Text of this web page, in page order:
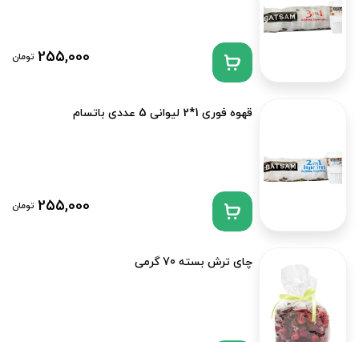
255,000 تومان
قهوه فوری 1*2 لیوانی 5 عددی باتسام
255,000 تومان
چای ترش بسته 70 گرمی